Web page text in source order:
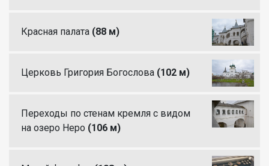
Красная палата (88 м)
Церковь Григория Богослова (102 м)
Переходы по стенам кремля с видом
на озеро Неро (106 м)